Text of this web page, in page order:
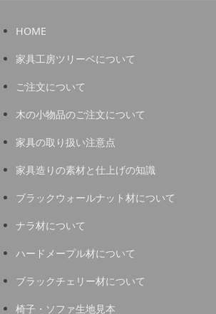
HOME
家具工房ツリーベについて
ご注文について
木の小物品のご注文について
家具の取り扱い注意点
家具造りの素材と仕上げの知識
ブラックウォールナット材について
ナラ材について
ハードメープル材について
ブラックチェリー材について
椅子・ソファ生地見本